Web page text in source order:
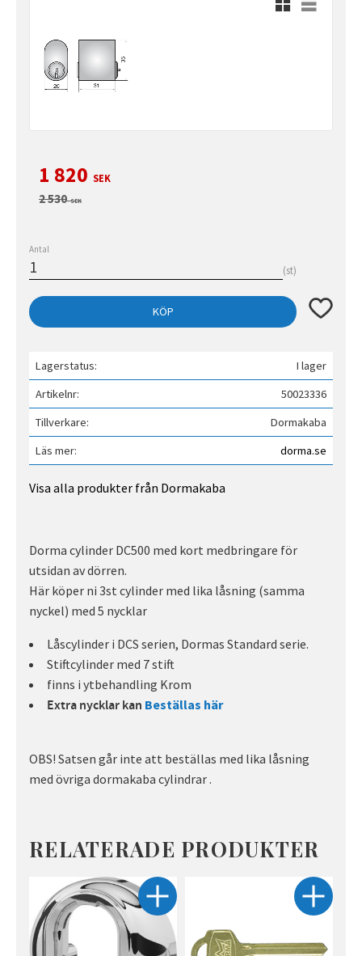
Nedsatt pris:
1 820 SEK
Ordinarie pris:
2 530SEK
Antal
st
KÖP Lägg till
Lagerstatus
I lager
Artikelnr
50023336
Tillverkare
Dormakaba
Läs mer
dorma.se
Visa alla produkter från Dormakaba
Dorma cylinder DC500 med kort medbringare för
utsidan av dörren.
Här köper ni 3st cylinder med lika låsning (samma
nyckel) med 5 nycklar
Låscylinder i DCS serien, Dormas Standard serie.
Stiftcylinder med 7 stift
finns i ytbehandling Krom
Extra nycklar kan Beställas här
OBS! Satsen går inte att beställas med lika låsning
med övriga dormakaba cylindrar .
RELATERADE PRODUKTER